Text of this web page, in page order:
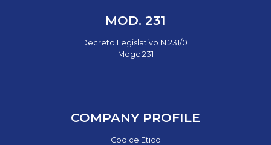
MOD. 231
Decreto Legislativo N.231/01
Mogc 231
COMPANY PROFILE
Codice Etico